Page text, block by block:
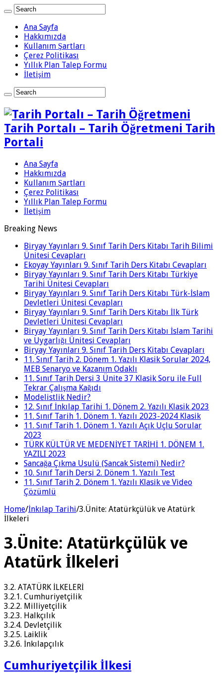
Ana Sayfa
Hakkımızda
Kullanım Şartları
Çerez Politikası
Yıllık Plan Talep Formu
İletişim
Tarih Portalı – Tarih Öğretmeni Tarih
Portali
Ana Sayfa
Hakkımızda
Kullanım Şartları
Çerez Politikası
Yıllık Plan Talep Formu
İletişim
Breaking News
Biryay Yayınları 9. Sınıf Tarih Ders Kitabı Tarih Bilimi
Ünitesi Cevapları
Ekoyay Yayınları 9. Sınıf Tarih Ders Kitabı Cevapları
Biryay Yayınları 9. Sınıf Tarih Ders Kitabı Türkiye
Tarihi Ünitesi Cevapları
Biryay Yayınları 9. Sınıf Tarih Ders Kitabı Türk-İslam
Devletleri Ünitesi Cevapları
Biryay Yayınları 9. Sınıf Tarih Ders Kitabı İlk Türk
Devletleri Ünitesi Cevapları
Biryay Yayınları 9. Sınıf Tarih Ders Kitabı İslam Tarihi
ve Uygarlığı Ünitesi Cevapları
Biryay Yayınları 9. Sınıf Tarih Ders Kitabı Cevapları
11. Sınıf Tarih 2. Dönem 1. Yazılı Klasik Sorular 2024,
MEB Senaryo ve Kazanım Odaklı
11. Sınıf Tarih Dersi 3 Ünite 37 Klasik Soru ile Full
Tekrar Çalışma Kağıdı
Modelistlik Nedir?
12. Sınıf İnkılap Tarihi 1. Dönem 2. Yazılı Klasik 2023
11. Sınıf Tarih 1. Dönem 1. Yazılı 2023-2024 Klasik
11. Sınıf Tarih 1. Dönem 1. Yazılı Açık Uçlu Sorular
2023
TÜRK KÜLTÜR VE MEDENİYET TARİHİ 1. DÖNEM 1.
YAZILI 2023
Sancağa Çıkma Usulü (Sancak Sistemi) Nedir?
10. Sınıf Tarih Dersi 2. Dönem 1. Yazılı Test
11. Sınıf Tarih 2. Dönem 1. Yazılı Klasik ve Video
Çözümlü
Home/İnkılap Tarihi/3.Ünite: Atatürkçülük ve Atatürk
İlkeleri
3.Ünite: Atatürkçülük ve
Atatürk İlkeleri
3.2. ATATÜRK İLKELERİ
3.2.1. Cumhuriyetçilik
3.2.2. Milliyetçilik
3.2.3. Halkçılık
3.2.4. Devletçilik
3.2.5. Laiklik
3.2.6. İnkılapçılık
Cumhuriyetçilik İlkesi